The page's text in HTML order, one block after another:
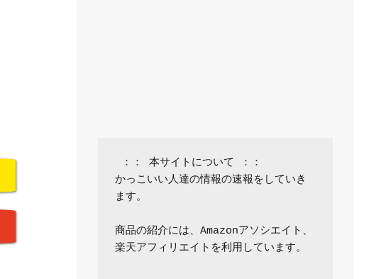
かっこいい人達の情報の速報をしていき
ます。
商品の紹介には、Amazonアソシエイト、
楽天アフィリエイトを利用しています。